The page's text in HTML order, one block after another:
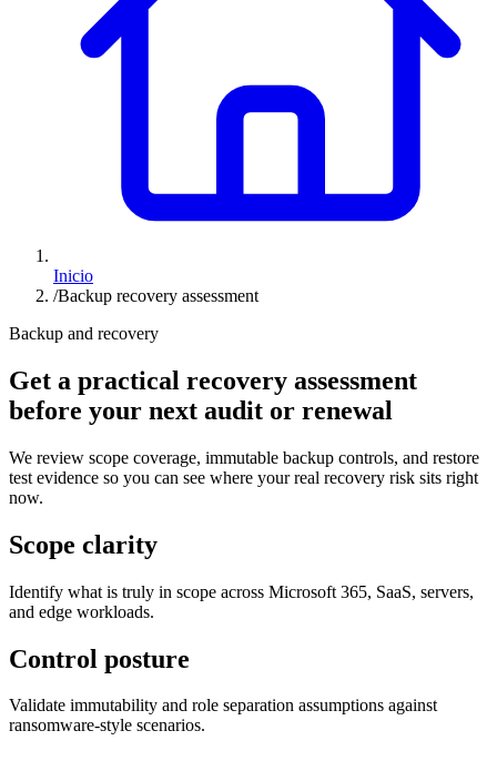
Inicio
/Backup recovery assessment
Backup and recovery
Get a practical recovery assessment
before your next audit or renewal
We review scope coverage, immutable backup controls, and restore
test evidence so you can see where your real recovery risk sits right
now.
Scope clarity
Identify what is truly in scope across Microsoft 365, SaaS, servers,
and edge workloads.
Control posture
Validate immutability and role separation assumptions against
ransomware-style scenarios.